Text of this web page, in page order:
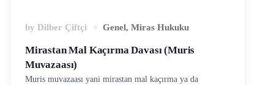
by Dilber Çiftçi Genel, Miras Hukuku
Mirastan Mal Kaçırma Davası (Muris
Muvazaası)
Muris muvazaası yani mirastan mal kaçırma ya da